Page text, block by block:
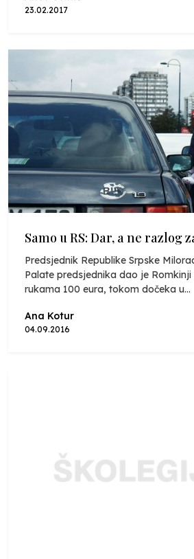
23.02.2017
Samo u RS: Dar, a ne razlog
Predsjednik Republike Srpske
Palate predsjednika dao je
rukama 100 eura, tokom dočeka u...
Ana Kotur
04.09.2016